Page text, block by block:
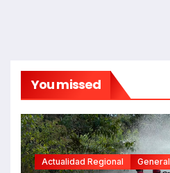
You missed
Actualidad Regional General